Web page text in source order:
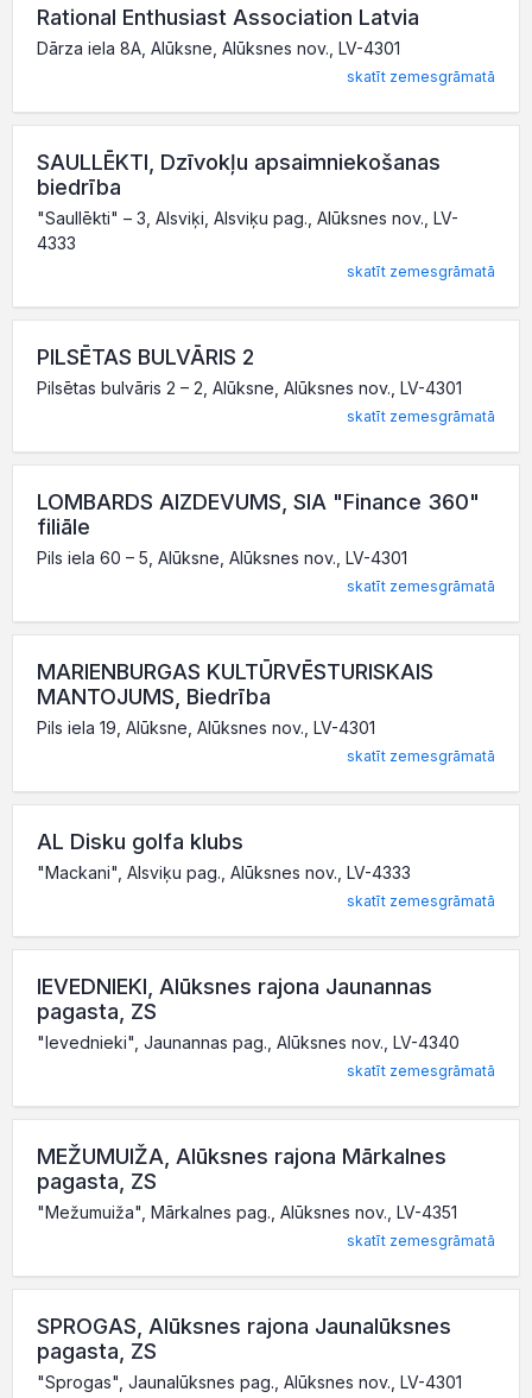
Rational Enthusiast Association Latvia
Dārza iela 8A, Alūksne, Alūksnes nov., LV-4301
skatīt zemesgrāmatā
SAULLĒKTI, Dzīvokļu apsaimniekošanas
biedrība
"Saullēkti" – 3, Alsviķi, Alsviķu pag., Alūksnes nov., LV-
4333
skatīt zemesgrāmatā
PILSĒTAS BULVĀRIS 2
Pilsētas bulvāris 2 – 2, Alūksne, Alūksnes nov., LV-4301
skatīt zemesgrāmatā
LOMBARDS AIZDEVUMS, SIA "Finance 360"
filiāle
Pils iela 60 – 5, Alūksne, Alūksnes nov., LV-4301
skatīt zemesgrāmatā
MARIENBURGAS KULTŪRVĒSTURISKAIS
MANTOJUMS, Biedrība
Pils iela 19, Alūksne, Alūksnes nov., LV-4301
skatīt zemesgrāmatā
AL Disku golfa klubs
"Mackani", Alsviķu pag., Alūksnes nov., LV-4333
skatīt zemesgrāmatā
IEVEDNIEKI, Alūksnes rajona Jaunannas
pagasta, ZS
"Ievednieki", Jaunannas pag., Alūksnes nov., LV-4340
skatīt zemesgrāmatā
MEŽUMUIŽA, Alūksnes rajona Mārkalnes
pagasta, ZS
"Mežumuiža", Mārkalnes pag., Alūksnes nov., LV-4351
skatīt zemesgrāmatā
SPROGAS, Alūksnes rajona Jaunalūksnes
pagasta, ZS
"Sprogas", Jaunalūksnes pag., Alūksnes nov., LV-4301